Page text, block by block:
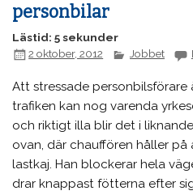
personbilar
Lästid: 5 sekunder
2 oktober, 2012
Jobbet
Att stressade
trafiken kan nog varenda
och riktigt illa blir det i
ovan, där chauffören håller
lastkaj. Han blockerar hela
drar knappast fötterna efter